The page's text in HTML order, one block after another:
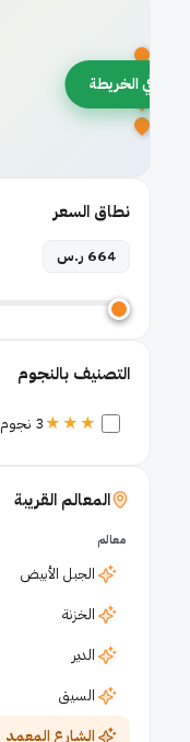
في الخريطة
نطاق السعر
664 ر.س
التصنيف بالنجوم
★★★3 نجوم
المعالم القريبة
معالم
الجبل الأبيض
الخزنة
الدير
السيق
الشارع المعمد